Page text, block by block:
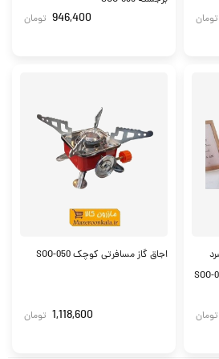
تومان 946,400 تومان
تومان
اجاق گاز مسافرتی کوچک SOO-050
1,118,600 تومان